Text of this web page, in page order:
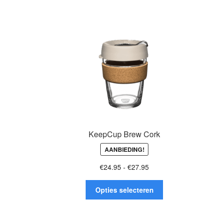
KeepCup Brew Cork
AANBIEDING!
€24.95 - €27.95Prijsklasse:
tot
€27.95
Opties selecteren